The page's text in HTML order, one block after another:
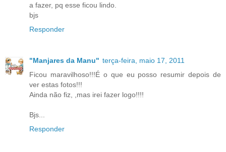
a fazer, pq esse ficou lindo.
bjs
Responder
"Manjares da Manu" terça-feira, maio 17, 2011
Ficou maravilhoso!!!É o que eu posso resumir depois de
ver estas fotos!!!
Ainda não fiz, ,mas irei fazer logo!!!!
Bjs...
Responder